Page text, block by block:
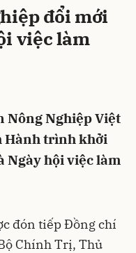
đổi mới
việc làm
Nông Nghiệp Việt
Hành trình khởi
Ngày hội việc làm
đón tiếp Đồng chí
Chính Trị, Thủ
Hủy